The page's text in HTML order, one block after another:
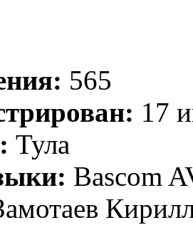
565
17
Тула
Bascom